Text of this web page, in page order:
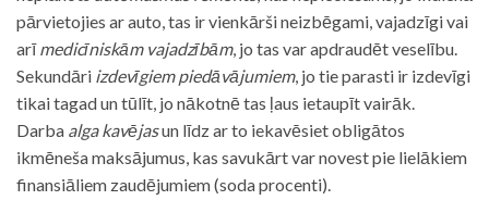
pārvietojies ar auto, tas ir vienkārši neizbēgami, vajadzīgi vai
arīmedicīniskām vajadzībām, jo tas var apdraudēt veselību.
Sekundāri izdevīgiem piedāvājumiem, jo tie parasti ir izdevīgi
tikai tagad un tūlīt, jo nākotnē tas ļaus ietaupīt vairāk.
Darba alga kavējasun līdz ar to iekavēsiet obligātos
ikmēneša maksājumus, kas savukārt var novest pie lielākiem
finansiāliem zaudējumiem (soda procenti).